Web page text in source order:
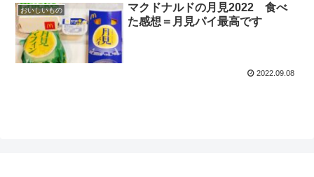
おいしいもの
マクドナルドの月見2022 食べ
た感想＝月見パイ最高です
2022.09.08